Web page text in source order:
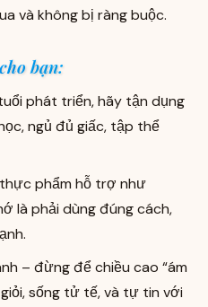
và không bị ràng buộc.
bạn:
phát triển, hãy tận dụng
ngủ đủ giấc, tập thể
phẩm hỗ trợ như
là phải dùng đúng cách,
– đừng để chiều cao “ám
sống tử tế, và tự tin với